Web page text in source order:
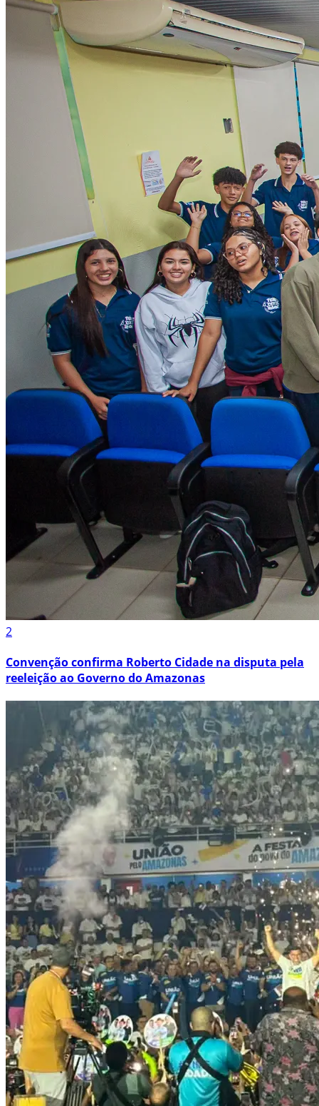
2
Convenção confirma Roberto Cidade na disputa pela
reeleição ao Governo do Amazonas